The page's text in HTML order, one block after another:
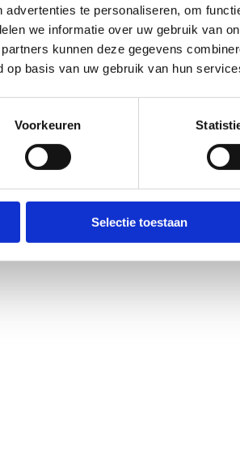
te personaliseren, om
we informatie over uw gebruik van
kunnen deze gegevens
basis van uw gebruik van hun
Voorkeuren
Selectie toestaan